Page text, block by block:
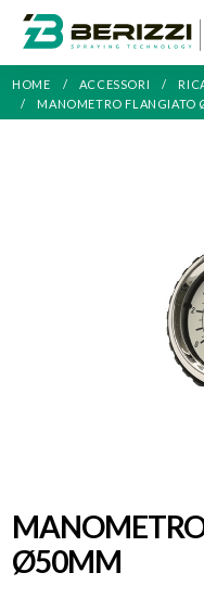
HOME ACCESSORI
MANOMETRO FLANGIATO
Ø50MM